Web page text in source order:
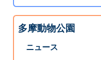
多摩動物公園
ニュース